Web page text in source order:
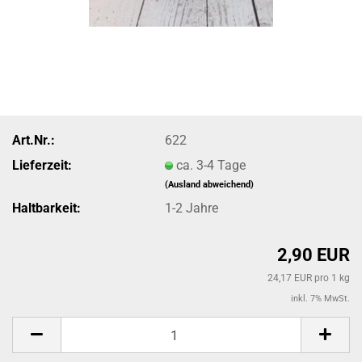
Art.Nr.:
622
Lieferzeit:
ca. 3-4 Tage
(Ausland abweichend)
Haltbarkeit: 1-2 Jahre
2,90 EUR
24,17 EUR pro 1 kg
inkl. 7% MwSt.